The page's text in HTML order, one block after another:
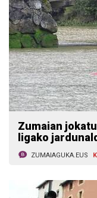
Zumaian
ligako
ZUMAIAGUKA.EUS